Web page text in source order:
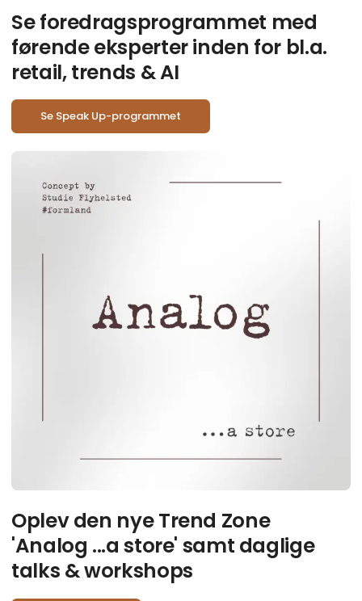
Se foredragsprogrammet med
førende eksperter inden for bl.a.
retail, trends & AI
Se Speak Up-programmet
Oplev den nye Trend Zone
'Analog ...a store' samt daglige
talks & workshops